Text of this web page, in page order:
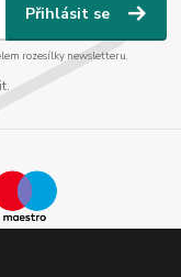
Přihlásit se
rozesílky newsletteru.